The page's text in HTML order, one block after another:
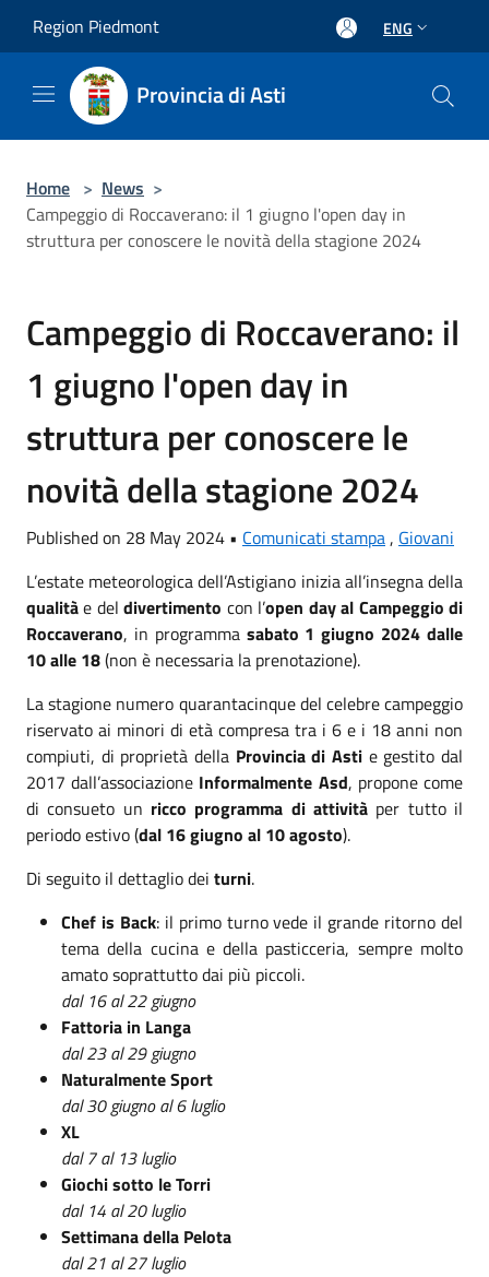
Region Piedmont ENG
Provincia di Asti
Home > News >
Campeggio di Roccaverano: il 1 giugno l'open day in
struttura per conoscere le novità della stagione 2024
Campeggio di Roccaverano: il
1 giugno l'open day in
struttura per conoscere le
novità della stagione 2024
Published on 28 May 2024 • Comunicati stampa , Giovani
L’estate meteorologica dell’Astigiano inizia all’insegna della
qualitàe deldivertimento con l’open day al Campeggio di
Roccaverano, in programmasabato 1 giugno 2024 dalle
10 alle 18(non è necessaria la prenotazione).
La stagione numero quarantacinque del celebre campeggio
riservato ai minori di età compresa tra i 6 e i 18 anni non
compiuti, di proprietà della Provincia di Asti e gestito dal
2017 dall’associazione Informalmente Asd, propone come
di consueto un ricco programma di attività per tutto il
periodo estivo (dal 16 giugno al 10 agosto).
Di seguito il dettaglio dei turni.
Chef is Back: il primo turno vede il grande ritorno del
tema della cucina e della pasticceria, sempre molto
amato soprattutto dai più piccoli.
dal 16 al 22 giugno
Fattoria in Langa
dal 23 al 29 giugno
Naturalmente Sport
dal 30 giugno al 6 luglio
XL
dal 7 al 13 luglio
Giochi sotto le Torri
dal 14 al 20 luglio
Settimana della Pelota
dal 21 al 27 luglio